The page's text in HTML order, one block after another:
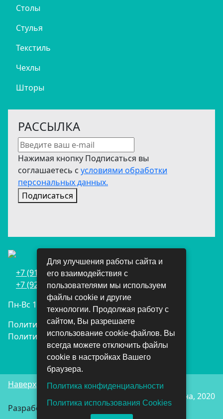
Столы
Стулья
Текстиль
Чехлы
Шторы
РАССЫЛКА
Нажимая кнопку Подписаться вы
соглашаетесь с условиями обработки
персональных данных.
Подписаться
+7 (911) 698-05-70
+7 (921) 215-81-89
Пн-Вс 10-21
Политика конфиденциальности
Политика использования Cookies
Наверх
© Все для Здорового сна, 2020
Разработка сайта:Mebel.Team-Инкертинг
Для улучшения работы сайта и
его взаимодействия с
пользователями мы используем
файлы cookie и другие
технологии. Продолжая работу с
сайтом, Вы разрешаете
использование cookie-файлов. Вы
всегда можете отключить файлы
cookie в настройках Вашего
браузера.
Политика конфиденциальности
Политика использования Cookies